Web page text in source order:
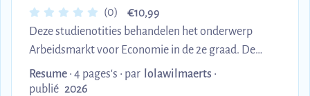
(0) €10,99
Deze studienotities behandelen het onderwerp
Arbeidsmarkt voor Economie in de 2e graad. De
document gaat in op vrije markten en
marktevenwicht, krappe arbeidsmarkten met
Resume • 4 pages's • par lolawilmaerts •
publié 2026